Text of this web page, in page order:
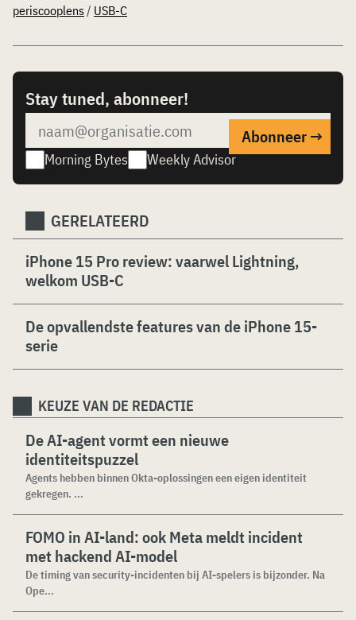
periscooplens/ USB-C
Stay tuned, abonneer!
Morning Bytes Weekly Advisor
GERELATEERD
iPhone 15 Pro review: vaarwel Lightning,
welkom USB-C
De opvallendste features van de iPhone 15-
serie
KEUZE VAN DE REDACTIE
De AI-agent vormt een nieuwe
identiteitspuzzel
Agents hebben binnen Okta-oplossingen een eigen identiteit
gekregen. ...
FOMO in AI-land: ook Meta meldt incident
met hackend AI-model
De timing van security-incidenten bij AI-spelers is bijzonder. Na
Ope...